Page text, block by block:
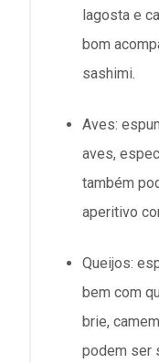
lagosta e
bom
sashimi.
Aves:
aves,
também
aperitivo
Queijos:
bem com
brie,
podem ser